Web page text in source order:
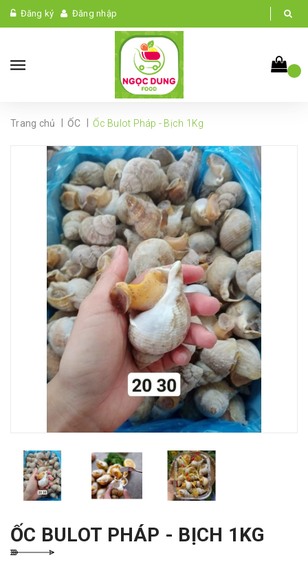
Đăng ký Đăng nhập
Trang chủ ỐC Ốc Bulot Pháp - Bịch 1Kg
ỐC BULOT PHÁP - BỊCH 1KG